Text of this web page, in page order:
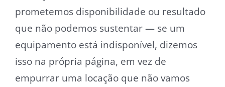
prometemos disponibilidade ou resultado
que não podemos sustentar — se um
equipamento está indisponível, dizemos
isso na própria página, em vez de
empurrar uma locação que não vamos